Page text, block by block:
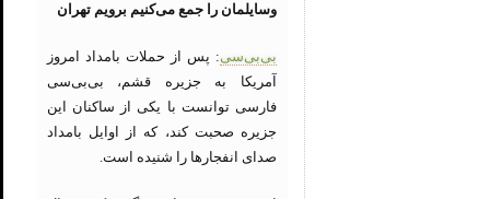
وسایلمان را جمع می‌کنیم برویم تهران
بی‌بی‌سی: پس از حملات بامداد امروز
آمریکا به جزیره قشم، بی‌بی‌سی
فارسی توانست با یکی از ساکنان این
جزیره صحبت کند، که از اوایل بامداد
صدای انفجارها را شنیده است.